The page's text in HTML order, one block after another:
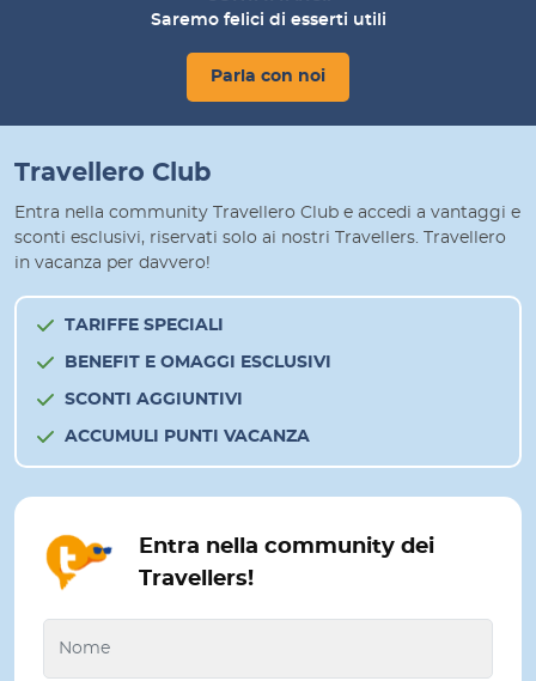
Saremo felici di esserti utili
Parla con noi
Travellero Club
Entra nella community Travellero Club e accedi a vantaggi e
sconti esclusivi, riservati solo ai nostri Travellers. Travellero
in vacanza per davvero!
TARIFFE SPECIALI
BENEFIT E OMAGGI ESCLUSIVI
SCONTI AGGIUNTIVI
ACCUMULI PUNTI VACANZA
Entra nella community dei
Travellers!